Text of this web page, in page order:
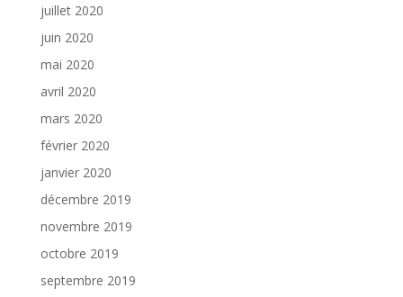
juillet 2020
juin 2020
mai 2020
avril 2020
mars 2020
février 2020
janvier 2020
décembre 2019
novembre 2019
octobre 2019
septembre 2019